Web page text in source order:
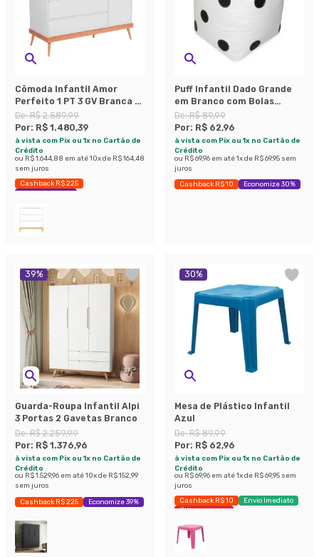
Cômoda Infantil Amor
Perfeito 1 PT 3 GV Branca e
Pinus
De:R$ 2.589,99
Por: R$ 1.480,39
à vista com Pix ou 1x no Cartão de
Crédito
ou R$ 1.644,88 em até10x de R$ 164,48
sem juros
Cashback R$ 225
Economize 42%
Puff Infantil Dado Grande
em Branco com Bolas
Pretas
De:R$ 89,99
Por: R$ 62,96
à vista com Pix ou 1x no Cartão de
Crédito
ou R$ 69,96 em até1x de R$ 69,95 sem
juros
Cashback R$ 10 Economize 30%
39%
Guarda-Roupa Infantil Alpi
3 Portas 2 Gavetas Branco
De:R$ 2.259,99
Por: R$ 1.376,96
à vista com Pix ou 1x no Cartão de
Crédito
ou R$ 1.529,96 em até10x de R$ 152,99
sem juros
Cashback R$ 225 Economize 39%
30%
Mesa de Plástico Infantil
Azul
De:R$ 89,99
Por: R$ 62,96
à vista com Pix ou 1x no Cartão de
Crédito
ou R$ 69,96 em até1x de R$ 69,95 sem
juros
Cashback R$ 10
Envio Imediato
Últimas peças